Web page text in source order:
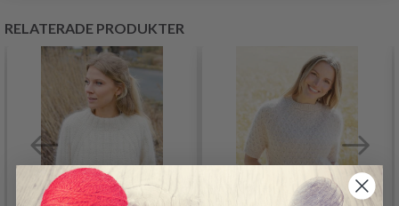
RELATERADE PRODUKTER